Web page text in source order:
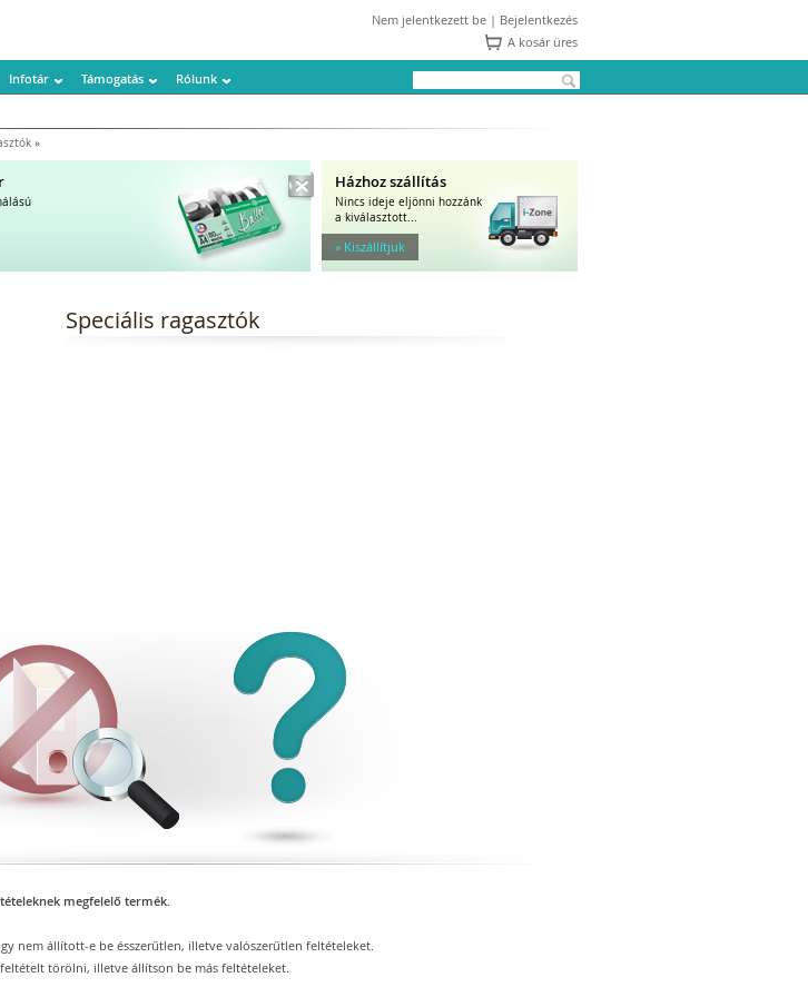
Nem jelentkezett be | Bejelentkezés
A kosár üres
Infotár Támogatás Rólunk
»
Házhoz szállítás
Nincs ideje eljönni hozzánk
a kiválasztott...
» Kiszállítjuk
Speciális ragasztók
megfelelő termék.
nem állított-e be ésszerűtlen, illetve valószerűtlen feltételeket.
törölni, illetve állítson be más feltételeket.